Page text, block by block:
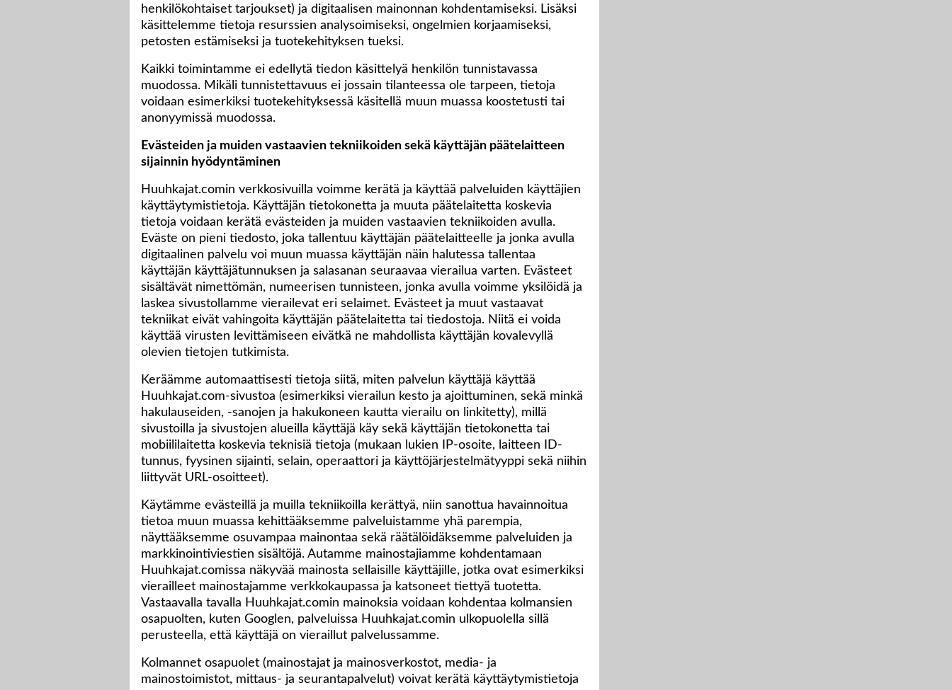
henkilökohtaiset tarjoukset) ja digitaalisen mainonnan kohdentamiseksi. Lisäksi
käsittelemme tietoja resurssien analysoimiseksi, ongelmien korjaamiseksi,
petosten estämiseksi ja tuotekehityksen tueksi.
Kaikki toimintamme ei edellytä tiedon käsittelyä henkilön tunnistavassa
muodossa. Mikäli tunnistettavuus ei jossain tilanteessa ole tarpeen, tietoja
voidaan esimerkiksi tuotekehityksessä käsitellä muun muassa koostetusti tai
anonyymissä muodossa.
Evästeiden ja muiden vastaavien tekniikoiden sekä käyttäjän päätelaitteen
sijainnin hyödyntäminen
Huuhkajat.comin verkkosivuilla voimme kerätä ja käyttää palveluiden käyttäjien
käyttäytymistietoja. Käyttäjän tietokonetta ja muuta päätelaitetta koskevia
tietoja voidaan kerätä evästeiden ja muiden vastaavien tekniikoiden avulla.
Eväste on pieni tiedosto, joka tallentuu käyttäjän päätelaitteelle ja jonka avulla
digitaalinen palvelu voi muun muassa käyttäjän näin halutessa tallentaa
käyttäjän käyttäjätunnuksen ja salasanan seuraavaa vierailua varten. Evästeet
sisältävät nimettömän, numeerisen tunnisteen, jonka avulla voimme yksilöidä ja
laskea sivustollamme vierailevat eri selaimet. Evästeet ja muut vastaavat
tekniikat eivät vahingoita käyttäjän päätelaitetta tai tiedostoja. Niitä ei voida
käyttää virusten levittämiseen eivätkä ne mahdollista käyttäjän kovalevyllä
olevien tietojen tutkimista.
Keräämme automaattisesti tietoja siitä, miten palvelun käyttäjä käyttää
Huuhkajat.com-sivustoa (esimerkiksi vierailun kesto ja ajoittuminen, sekä minkä
hakulauseiden, -sanojen ja hakukoneen kautta vierailu on linkitetty), millä
sivustoilla ja sivustojen alueilla käyttäjä käy sekä käyttäjän tietokonetta tai
mobiililaitetta koskevia teknisiä tietoja (mukaan lukien IP-osoite, laitteen ID-
tunnus, fyysinen sijainti, selain, operaattori ja käyttöjärjestelmätyyppi sekä niihin
liittyvät URL-osoitteet).
Käytämme evästeillä ja muilla tekniikoilla kerättyä, niin sanottua havainnoitua
tietoa muun muassa kehittääksemme palveluistamme yhä parempia,
näyttääksemme osuvampaa mainontaa sekä räätälöidäksemme palveluiden ja
markkinointiviestien sisältöjä. Autamme mainostajiamme kohdentamaan
Huuhkajat.comissa näkyvää mainosta sellaisille käyttäjille, jotka ovat esimerkiksi
vierailleet mainostajamme verkkokaupassa ja katsoneet tiettyä tuotetta.
Vastaavalla tavalla Huuhkajat.comin mainoksia voidaan kohdentaa kolmansien
osapuolten, kuten Googlen, palveluissa Huuhkajat.comin ulkopuolella sillä
perusteella, että käyttäjä on vieraillut palvelussamme.
Kolmannet osapuolet (mainostajat ja mainosverkostot, media- ja
mainostoimistot, mittaus- ja seurantapalvelut) voivat kerätä käyttäytymistietoja